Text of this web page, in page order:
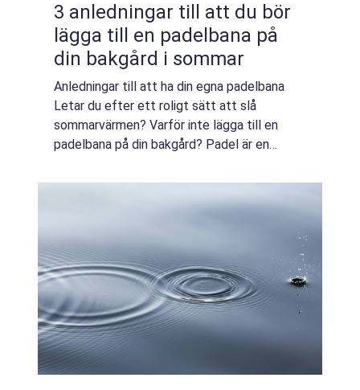
3 anledningar till att du bör
lägga till en padelbana på
din bakgård i sommar
Anledningar till att ha din egna padelbana
Letar du efter ett roligt sätt att slå
sommarvärmen? Varför inte lägga till en
padelbana på din bakgård? Padel är en
spelas med bara två personer. Det bästa av